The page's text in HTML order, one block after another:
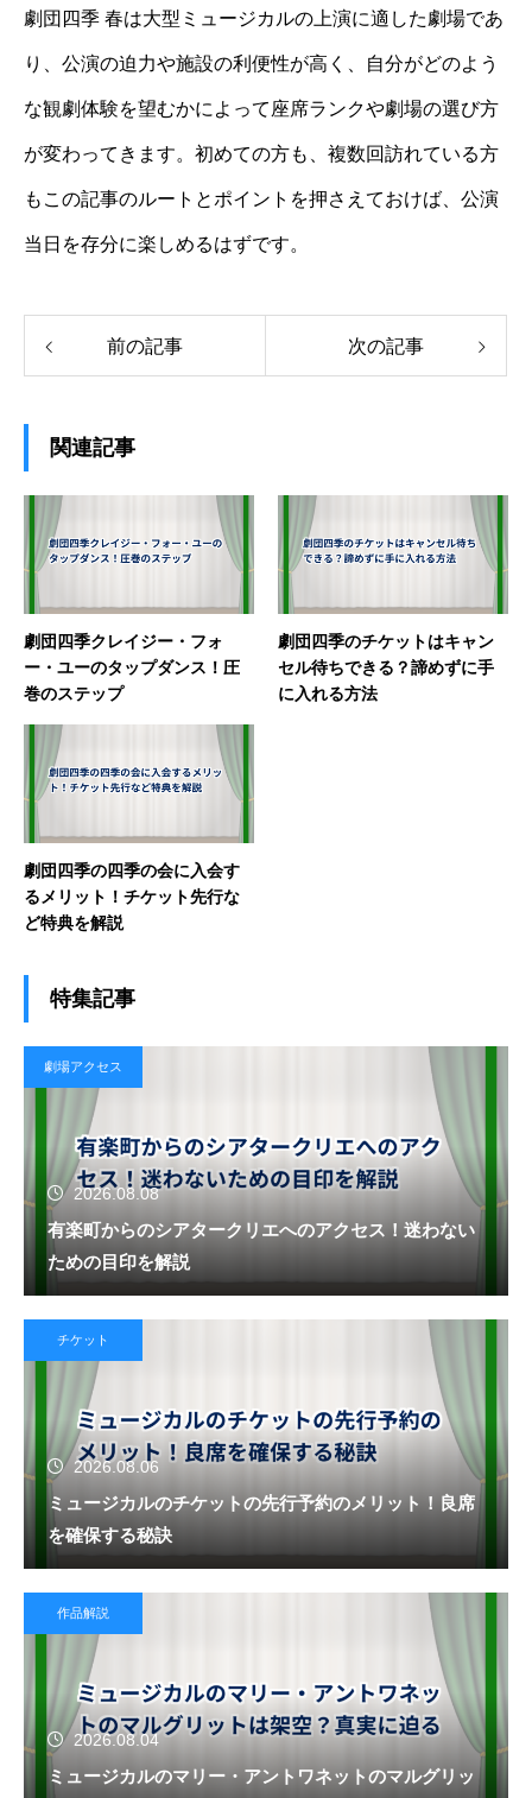
劇団四季 春は大型ミュージカルの上演に適した劇場であ
り、公演の迫力や施設の利便性が高く、自分がどのよう
な観劇体験を望むかによって座席ランクや劇場の選び方
が変わってきます。初めての方も、複数回訪れている方
もこの記事のルートとポイントを押さえておけば、公演
当日を存分に楽しめるはずです。
前の記事 次の記事
関連記事
劇団四季クレイジー・フォ
ー・ユーのタップダンス！圧
巻のステップ
劇団四季のチケットはキャン
セル待ちできる？諦めずに手
に入れる方法
劇団四季の四季の会に入会す
るメリット！チケット先行な
ど特典を解説
特集記事
劇場アクセス
2026.08.08
有楽町からのシアタークリエへのアクセス！迷わない
ための目印を解説
チケット
2026.08.06
ミュージカルのチケットの先行予約のメリット！良席
を確保する秘訣
作品解説
2026.08.04
ミュージカルのマリー・アントワネットのマルグリッ